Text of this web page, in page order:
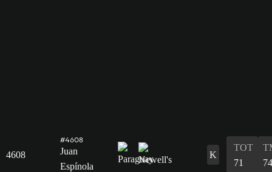
4608
#4608
Juan
Espínola
K
TOT
71
74